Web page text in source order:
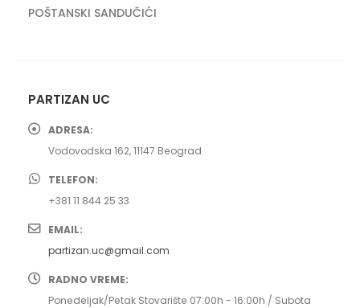
POŠTANSKI SANDUČIĆI
PARTIZAN UC
ADRESA:
Vodovodska 162, 11147 Beograd
TELEFON:
+381 11 844 25 33
EMAIL:
partizan.uc@gmail.com
RADNO VREME:
Ponedeljak/Petak Stovarište 07:00h - 16:00h / Subota